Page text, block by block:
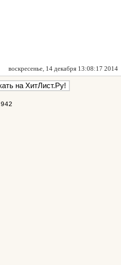
воскресенье, 14 декабря 13:08:17 2014